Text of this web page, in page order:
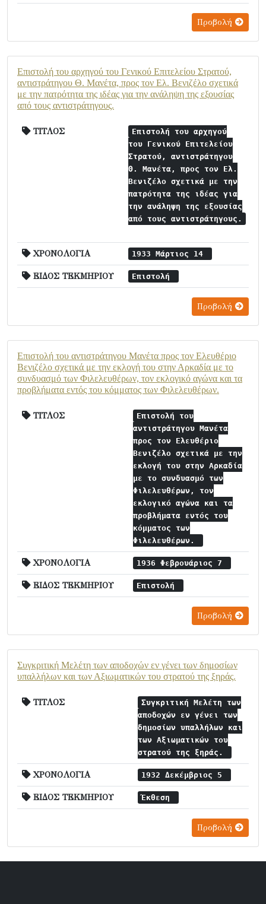
Προβολή
Επιστολή του αρχηγού του Γενικού Επιτελείου Στρατού,
αντιστράτηγου Θ. Μανέτα, προς τον Ελ. Βενιζέλο σχετικά
με την πατρότητα της ιδέας για την ανάληψη της εξουσίας
από τους αντιστράτηγους.
ΤΙΤΛΟΣ
Επιστολή του αρχηγού
του Γενικού Επιτελείου
Στρατού, αντιστράτηγου
Θ. Μανέτα, προς τον Ελ.
Βενιζέλο σχετικά με την
πατρότητα της ιδέας για
την ανάληψη της εξουσίας
από τους αντιστράτηγους.
ΧΡΟΝΟΛΟΓΙΑ 1933 Μάρτιος 14
ΕΙΔΟΣ ΤΕΚΜΗΡΙΟΥ Επιστολή
Προβολή
Επιστολή του αντιστράτηγου Μανέτα προς τον Ελευθέριο
Βενιζέλο σχετικά με την εκλογή του στην Αρκαδία με το
συνδυασμό των Φιλελευθέρων, τον εκλογικό αγώνα και τα
προβλήματα εντός του κόμματος των Φιλελευθέρων.
ΤΙΤΛΟΣ
Επιστολή του
αντιστράτηγου Μανέτα
προς τον Ελευθέριο
Βενιζέλο σχετικά με την
εκλογή του στην Αρκαδία
με το συνδυασμό των
Φιλελευθέρων, τον
εκλογικό αγώνα και τα
προβλήματα εντός του
κόμματος των
Φιλελευθέρων.
ΧΡΟΝΟΛΟΓΙΑ 1936 Φεβρουάριος 7
ΕΙΔΟΣ ΤΕΚΜΗΡΙΟΥ Επιστολή
Προβολή
Συγκριτική Μελέτη των αποδοχών εν γένει των δημοσίων
υπαλλήλων και των Αξιωματικών του στρατού της ξηράς.
ΤΙΤΛΟΣ
Συγκριτική Μελέτη των
αποδοχών εν γένει των
δημοσίων υπαλλήλων και
των Αξιωματικών του
στρατού της ξηράς.
ΧΡΟΝΟΛΟΓΙΑ 1932 Δεκέμβριος 5
ΕΙΔΟΣ ΤΕΚΜΗΡΙΟΥ Έκθεση
Προβολή